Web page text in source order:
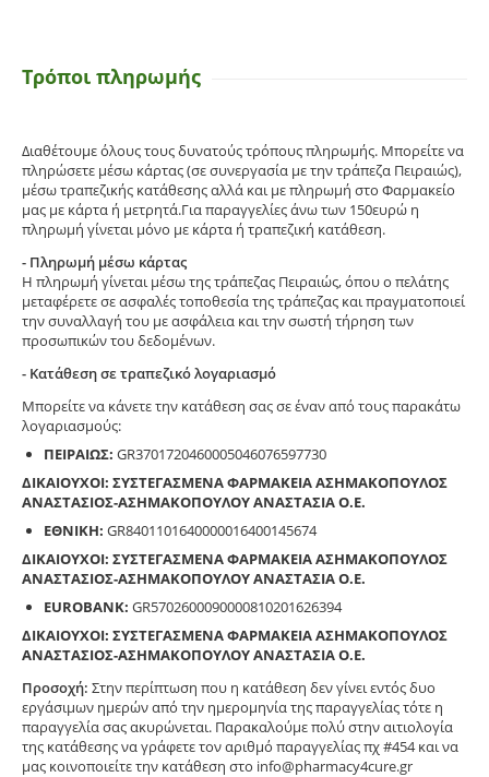
Τρόποι πληρωμής
Διαθέτουμε όλους τους δυνατούς τρόπους πληρωμής. Μπορείτε να
πληρώσετε μέσω κάρτας (σε συνεργασία με την τράπεζα Πειραιώς),
μέσω τραπεζικής κατάθεσης αλλά και με πληρωμή στο Φαρμακείο
μας με κάρτα ή μετρητά.Για παραγγελίες άνω των 150ευρώ η
πληρωμή γίνεται μόνο με κάρτα ή τραπεζική κατάθεση.
- Πληρωμή μέσω κάρτας
Η πληρωμή γίνεται μέσω της τράπεζας Πειραιώς, όπου ο πελάτης
μεταφέρετε σε ασφαλές τοποθεσία της τράπεζας και πραγματοποιεί
την συναλλαγή του με ασφάλεια και την σωστή τήρηση των
προσωπικών του δεδομένων.
- Κατάθεση σε τραπεζικό λογαριασμό
Μπορείτε να κάνετε την κατάθεση σας σε έναν από τους παρακάτω
λογαριασμούς:
ΠΕΙΡΑΙΩΣ: GR3701720460005046076597730
ΔΙΚΑΙΟΥΧΟΙ: ΣΥΣΤΕΓΑΣΜΕΝΑ ΦΑΡΜΑΚΕΙΑ ΑΣΗΜΑΚΟΠΟΥΛΟΣ
ΑΝΑΣΤΑΣΙΟΣ-ΑΣΗΜΑΚΟΠΟΥΛΟΥ ΑΝΑΣΤΑΣΙΑ Ο.Ε.
ΕΘΝΙΚΗ: GR8401101640000016400145674
ΔΙΚΑΙΟΥΧΟΙ: ΣΥΣΤΕΓΑΣΜΕΝΑ ΦΑΡΜΑΚΕΙΑ ΑΣΗΜΑΚΟΠΟΥΛΟΣ
ΑΝΑΣΤΑΣΙΟΣ-ΑΣΗΜΑΚΟΠΟΥΛΟΥ ΑΝΑΣΤΑΣΙΑ Ο.Ε.
EUROBANK: GR5702600090000810201626394
ΔΙΚΑΙΟΥΧΟΙ: ΣΥΣΤΕΓΑΣΜΕΝΑ ΦΑΡΜΑΚΕΙΑ ΑΣΗΜΑΚΟΠΟΥΛΟΣ
ΑΝΑΣΤΑΣΙΟΣ-ΑΣΗΜΑΚΟΠΟΥΛΟΥ ΑΝΑΣΤΑΣΙΑ Ο.Ε.
Προσοχή: Στην περίπτωση που η κατάθεση δεν γίνει εντός δυο
εργάσιμων ημερών από την ημερομηνία της παραγγελίας τότε η
παραγγελία σας ακυρώνεται. Παρακαλούμε πολύ στην αιτιολογία
της κατάθεσης να γράφετε τον αριθμό παραγγελίας πχ #454 και να
μας κοινοποιείτε την κατάθεση στο info@pharmacy4cure.gr